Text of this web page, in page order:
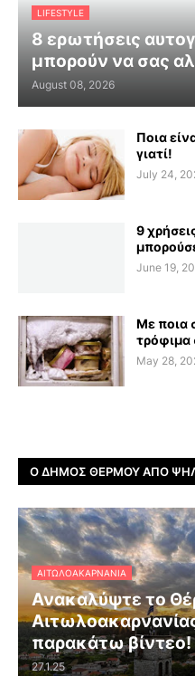
LIFESTYLE
8 ερωτήσεις
μπορούν να σας
August 08, 2026
Ποια
γιατί!
July 24,
9
June 19,
Με ποια
τρόφιμα
May 28,
Ο ΔΉΜΟΣ ΘΈΡΜΟΥ ΑΠΌ
ΑΙΤΩΛΟΑΚΑΡΝΑΝΊΑ
Ανακαλύψτε το
παρακάτω βίντεο!
27.1.25